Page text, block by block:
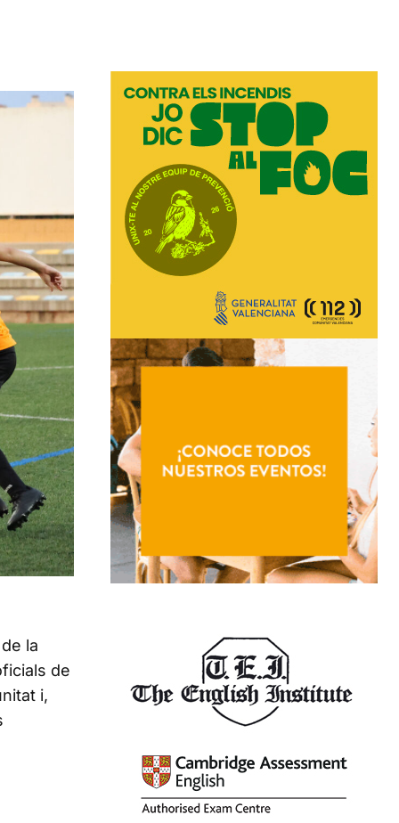
la
de
i,